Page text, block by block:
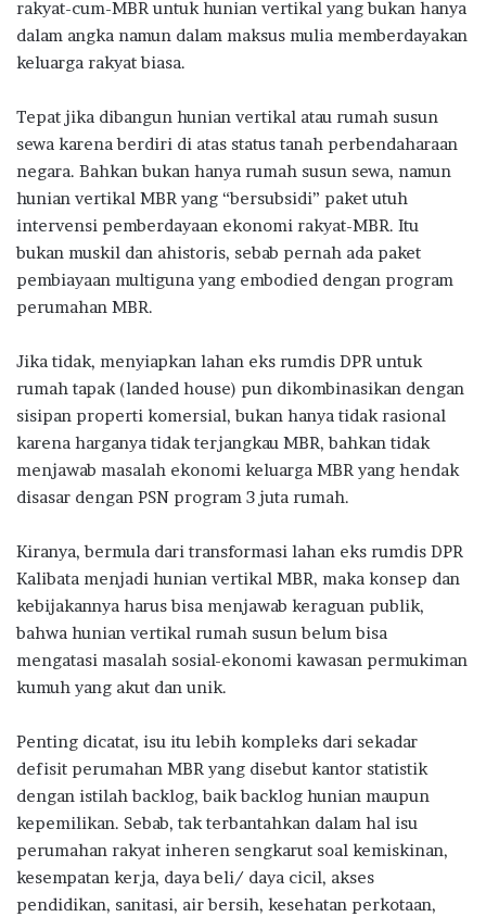
rakyat-cum-MBR untuk hunian vertikal yang bukan hanya
dalam angka namun dalam maksus mulia memberdayakan
keluarga rakyat biasa.
Tepat jika dibangun hunian vertikal atau rumah susun
sewa karena berdiri di atas status tanah perbendaharaan
negara. Bahkan bukan hanya rumah susun sewa, namun
hunian vertikal MBR yang “bersubsidi” paket utuh
intervensi pemberdayaan ekonomi rakyat-MBR. Itu
bukan muskil dan ahistoris, sebab pernah ada paket
pembiayaan multiguna yang embodied dengan program
perumahan MBR.
Jika tidak, menyiapkan lahan eks rumdis DPR untuk
rumah tapak (landed house) pun dikombinasikan dengan
sisipan properti komersial, bukan hanya tidak rasional
karena harganya tidak terjangkau MBR, bahkan tidak
menjawab masalah ekonomi keluarga MBR yang hendak
disasar dengan PSN program 3 juta rumah.
Kiranya, bermula dari transformasi lahan eks rumdis DPR
Kalibata menjadi hunian vertikal MBR, maka konsep dan
kebijakannya harus bisa menjawab keraguan publik,
bahwa hunian vertikal rumah susun belum bisa
mengatasi masalah sosial-ekonomi kawasan permukiman
kumuh yang akut dan unik.
Penting dicatat, isu itu lebih kompleks dari sekadar
defisit perumahan MBR yang disebut kantor statistik
dengan istilah backlog, baik backlog hunian maupun
kepemilikan. Sebab, tak terbantahkan dalam hal isu
perumahan rakyat inheren sengkarut soal kemiskinan,
kesempatan kerja, daya beli/ daya cicil, akses
pendidikan, sanitasi, air bersih, kesehatan perkotaan,